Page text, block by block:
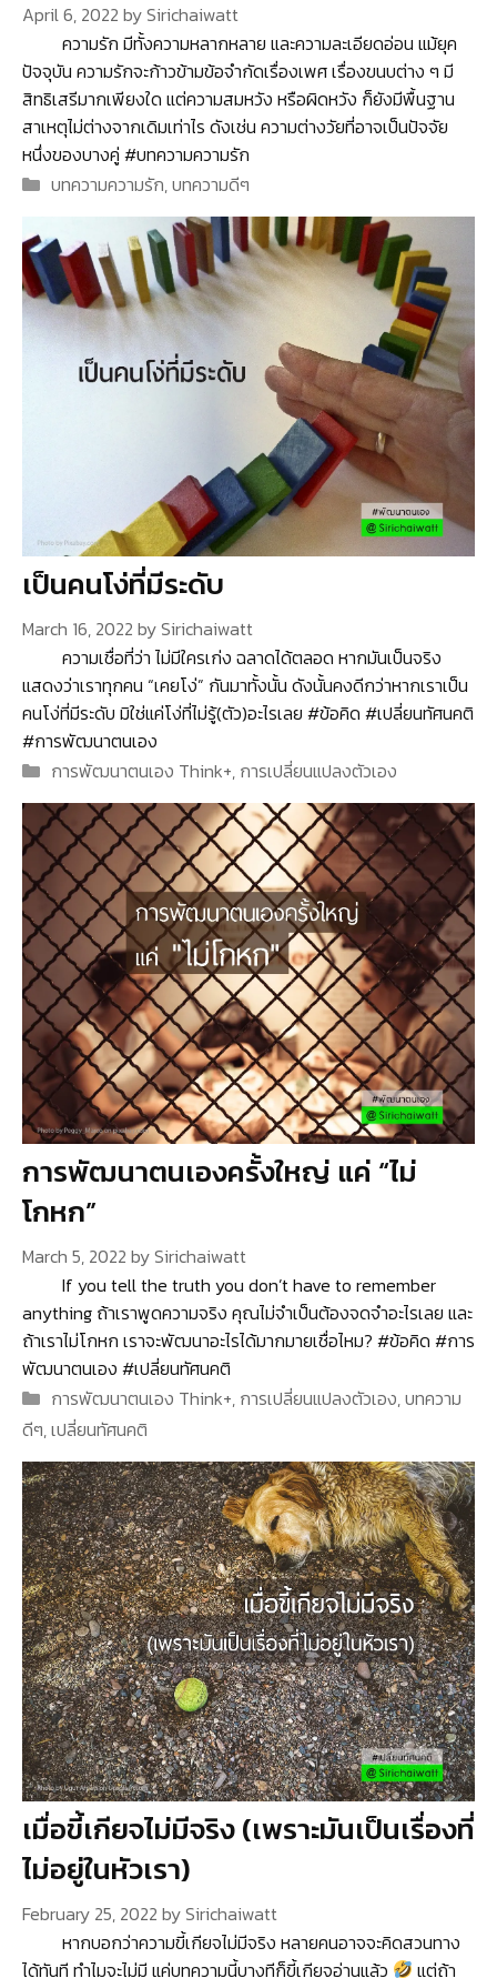
April 6, 2022 bySirichaiwatt
ความรัก มีทั้งความหลากหลาย และความละเอียดอ่อน แม้ยุค
ปัจจุบัน ความรักจะก้าวข้ามข้อจำกัดเรื่องเพศ เรื่องขนบต่าง ๆ มี
สิทธิเสรีมากเพียงใด แต่ความสมหวัง หรือผิดหวัง ก็ยังมีพื้นฐาน
สาเหตุไม่ต่างจากเดิมเท่าไร ดังเช่น ความต่างวัยที่อาจเป็นปัจจัย
หนึ่งของบางคู่ #บทความความรัก
Categories
บทความความรัก,บทความดีๆ
เป็นคนโง่ที่มีระดับ
March 16, 2022 bySirichaiwatt
ความเชื่อที่ว่า ไม่มีใครเก่ง ฉลาดได้ตลอด หากมันเป็นจริง
แสดงว่าเราทุกคน “เคยโง่” กันมาทั้งนั้น ดังนั้นคงดีกว่าหากเราเป็น
คนโง่ที่มีระดับ มิใช่แค่โง่ที่ไม่รู้(ตัว)อะไรเลย #ข้อคิด #เปลี่ยนทัศนคติ
#การพัฒนาตนเอง
Categories
การพัฒนาตนเอง Think+, การเปลี่ยนแปลงตัวเอง
การพัฒนาตนเองครั้งใหญ่ แค่ “ไม่
โกหก”
March 5, 2022 bySirichaiwatt
If you tell the truth you don’t have to remember
anything ถ้าเราพูดความจริง คุณไม่จำเป็นต้องจดจำอะไรเลย และ
ถ้าเราไม่โกหก เราจะพัฒนาอะไรได้มากมายเชื่อไหม? #ข้อคิด #การ
พัฒนาตนเอง #เปลี่ยนทัศนคติ
Categories
การพัฒนาตนเอง Think+, การเปลี่ยนแปลงตัวเอง,บทความ
ดีๆ,เปลี่ยนทัศนคติ
เมื่อขี้เกียจไม่มีจริง (เพราะมันเป็นเรื่องที่
ไม่อยู่ในหัวเรา)
February 25, 2022 bySirichaiwatt
หากบอกว่าความขี้เกียจไม่มีจริง หลายคนอาจจะคิดสวนทาง
ได้ทันที ทำไมจะไม่มี แค่บทความนี้บางทีก็ขี้เกียจอ่านแล้ว
แต่ถ้า